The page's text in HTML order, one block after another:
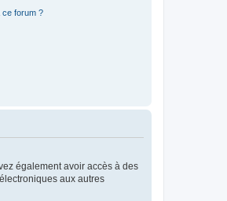
ce forum ?
également avoir accès à des
aux autres